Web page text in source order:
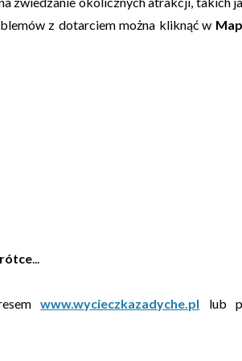
z dotarciem można kliknąć w
...
www.wycieczkazadyche.pl lub